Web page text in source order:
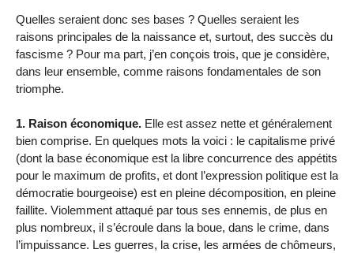
Quelles seraient donc ses bases ? Quelles seraient les
raisons principales de la naissance et, surtout, des succès du
fascisme ? Pour ma part, j’en conçois trois, que je considère,
dans leur ensemble, comme raisons fondamentales de son
triomphe.
1. Raison économique. Elle est assez nette et généralement
bien comprise. En quelques mots la voici : le capitalisme privé
(dont la base économique est la libre concurrence des appétits
pour le maximum de profits, et dont l’expression politique est la
démocratie bourgeoise) est en pleine décomposition, en pleine
faillite. Violemment attaqué par tous ses ennemis, de plus en
plus nombreux, il s’écroule dans la boue, dans le crime, dans
l’impuissance. Les guerres, la crise, les armées de chômeurs,